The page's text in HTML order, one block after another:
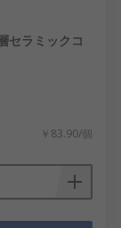
セラミックコ
￥83.90/個